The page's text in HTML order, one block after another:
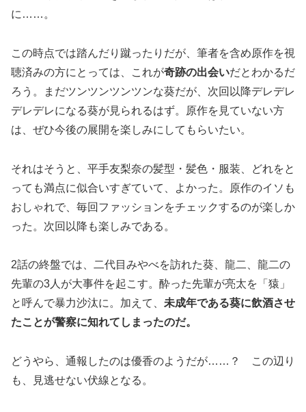
に……。
この時点では踏んだり蹴ったりだが、筆者を含め原作を視
聴済みの方にとっては、これが奇跡の出会いだとわかるだ
ろう。まだツンツンツンツンな葵だが、次回以降デレデレ
デレデレになる葵が見られるはず。原作を見ていない方
は、ぜひ今後の展開を楽しみにしてもらいたい。
それはそうと、平手友梨奈の髪型・髪色・服装、どれをと
っても満点に似合いすぎていて、よかった。原作のイソも
おしゃれで、毎回ファッションをチェックするのが楽しか
った。次回以降も楽しみである。
2話の終盤では、二代目みやべを訪れた葵、龍二、龍二の
先輩の3人が大事件を起こす。酔った先輩が亮太を「猿」
と呼んで暴力沙汰に。加えて、 未成年である葵に飲酒させ
たことが警察に知れてしまったのだ。
どうやら、通報したのは優香のようだが……？ この辺り
も、見逃せない伏線となる。